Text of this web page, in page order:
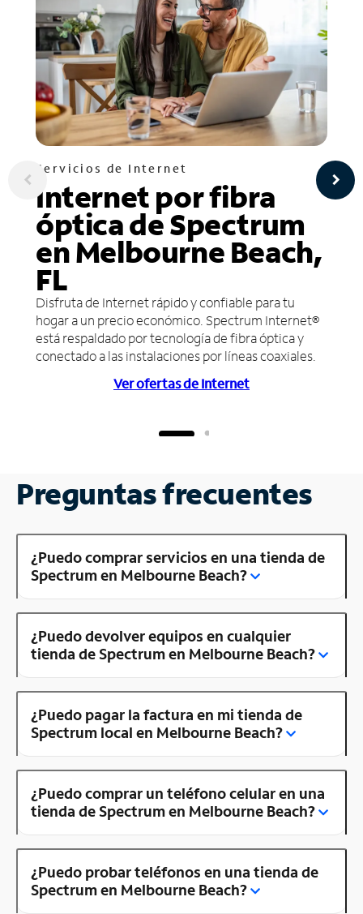
Servicios de Internet
Internet por fibra
óptica de Spectrum
en Melbourne Beach,
FL
Disfruta de Internet rápido y confiable para tu
hogar a un precio económico. Spectrum Internet®
está respaldado por tecnología de fibra óptica y
conectado a las instalaciones por líneas coaxiales.
Ver ofertas de Internet
Preguntas frecuentes
¿Puedo comprar servicios en una tienda de
Spectrum en Melbourne Beach?
¿Puedo devolver equipos en cualquier
tienda de Spectrum en Melbourne Beach?
¿Puedo pagar la factura en mi tienda de
Spectrum local en Melbourne Beach?
¿Puedo comprar un teléfono celular en una
tienda de Spectrum en Melbourne Beach?
¿Puedo probar teléfonos en una tienda de
Spectrum en Melbourne Beach?